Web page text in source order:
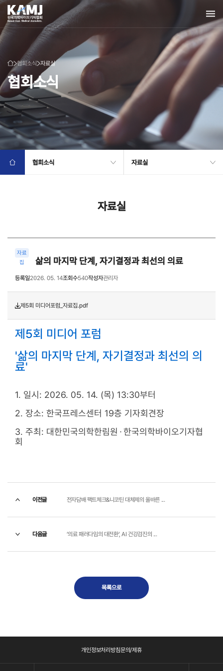
협회소식 자료실
협회소식
협회소식 자료실
자료실
자료
집
삶의 마지막 단계, 자기결정과 최선의 의료
등록일2026. 05. 14조회수540작성자관리자
제5회 미디어포럼_자료집.pdf
제5회 미디어 포럼
'삶의 마지막 단계, 자기결정과 최선의 의
료'
1. 일시: 2026. 05. 14. (목) 13:30부터
2. 장소: 한국프레스센터 19층 기자회견장
3. 주최: 대한민국의학한림원 ∙한국의학바이오기자협
회
이전글 전자담배 팩트체크&니코틴 대체제의 올바른 ...
다음글 ’의료 패러다임의 대전환’, AI 건강검진의 ...
목록으로
개인정보처리방침문의/제휴